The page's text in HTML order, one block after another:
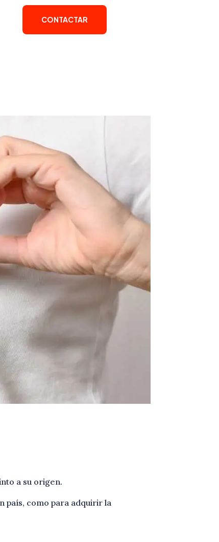
CONTACTAR
a su origen.
país, como para adquirir la